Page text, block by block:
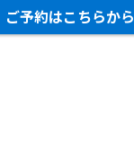
ご予約はこちらから